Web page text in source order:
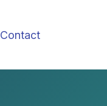
Contact